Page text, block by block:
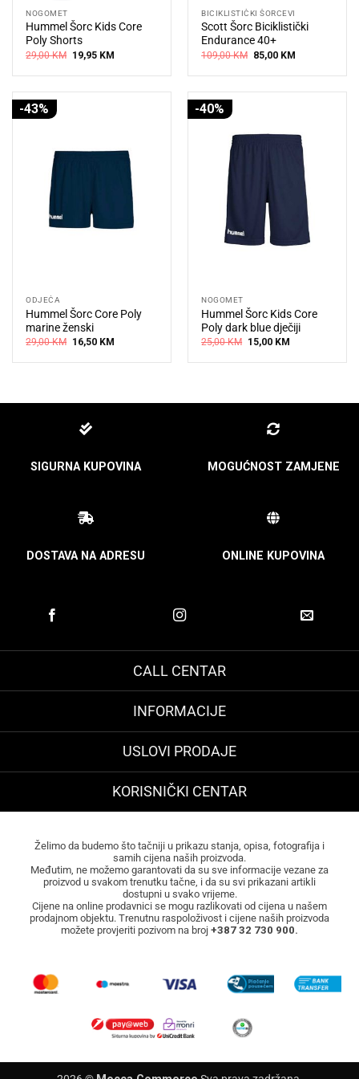
NOGOMET
Hummel Šorc Kids Core
Poly Shorts
29,00KM Original
price
was:
19,95 KMCurrent
is:
BICIKLISTIČKI ŠORCEVI
Scott Šorc Biciklistički
Endurance 40+
109,00KM Original
price
was:
85,00 KMCurrent
is:
-43%
ODJEĆA
Hummel Šorc Core Poly
marine ženski
29,00KM Original
was:
16,50 KMCurrent
is:
-40%
NOGOMET
Hummel Šorc Kids Core
Poly dark blue dječiji
25,00KM Original
was:
15,00 KMCurrent
is:
SIGURNA KUPOVINA MOGUĆNOST ZAMJENE
DOSTAVA NA ADRESU ONLINE KUPOVINA
CALL CENTAR
INFORMACIJE
USLOVI PRODAJE
KORISNIČKI CENTAR
Želimo da budemo što tačniji u prikazu stanja, opisa, fotografija i
samih cijena naših proizvoda.
Međutim, ne možemo garantovati da su sve informacije vezane za
proizvod u svakom trenutku tačne, i da su svi prikazani artikli
dostupni u svako vrijeme.
Cijene na online prodavnici se mogu razlikovati od cijena u našem
prodajnom objektu. Trenutnu raspoloživost i cijene naših proizvoda
možete provjeriti pozivom na broj +387 32 730 900.